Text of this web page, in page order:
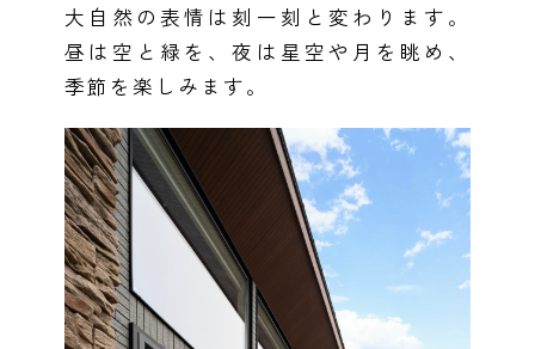
大自然の表情は刻一刻と変わります。
昼は空と緑を、夜は星空や月を眺め、
季節を楽しみます。
札幌
道央
道北
道南
道東
東北
青森
秋田
岩手
山形
宮城
甲信越・北陸
新潟
山梨
長野
富山
関東
東京
神奈川
埼玉
東海
愛知
岐阜
近畿
大阪
中国・四国
札幌
札幌
小樽
道央
苫小牧千歳
道北
旭川
道南
函館
室蘭
道東
帯広
東北
青森県
八戸
青森
秋田県
岩手県
盛岡
北上
山形県
山形
宮城県
甲信越・北陸
新潟県
新潟
長岡
山梨県
甲府
長野県
長野
松本
富山県
富山
関東
東京都
世田谷
八王子
神奈川県
横浜
湘南
東海
愛知県
名古屋
豊橋
岐阜県
近畿
大阪府
中国・四国